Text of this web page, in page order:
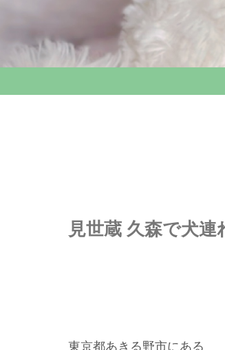
見世蔵 久森で犬
東京都あきる野市にある